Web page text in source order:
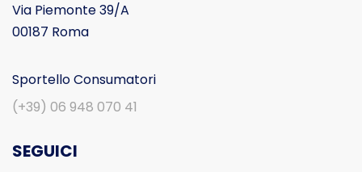
Via Piemonte 39/A
00187 Roma
Sportello Consumatori
(+39) 06 948 070 41
SEGUICI